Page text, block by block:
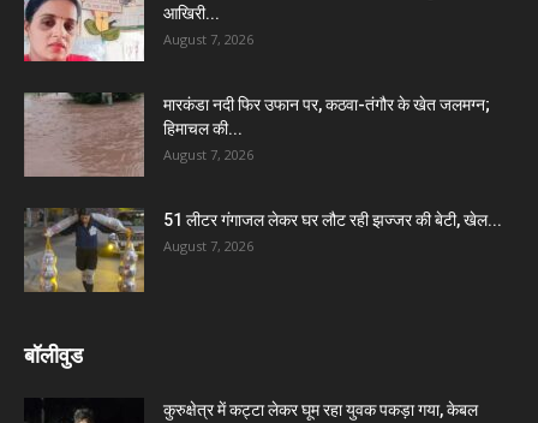
आखिरी...
August 7, 2026
मारकंडा नदी फिर उफान पर, कठवा-तंगौर के खेत जलमग्न;
हिमाचल की...
August 7, 2026
51 लीटर गंगाजल लेकर घर लौट रही झज्जर की बेटी, खेल...
August 7, 2026
बॉलीवुड
कुरुक्षेत्र में कट्टा लेकर घूम रहा युवक पकड़ा गया, केबल